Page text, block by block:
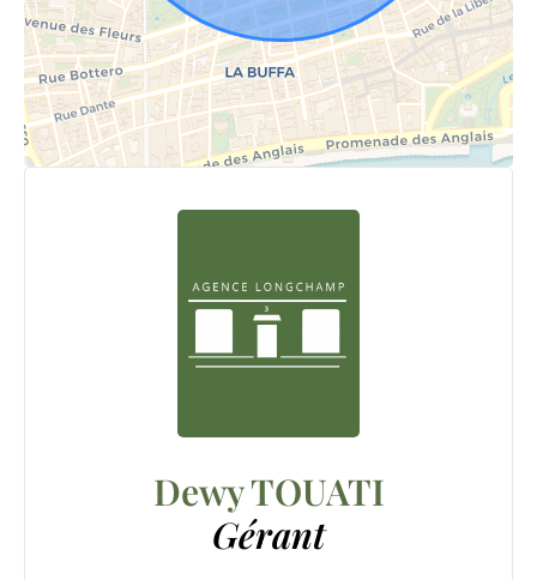
Dewy TOUATI
Gérant